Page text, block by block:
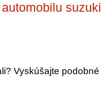
suzuki
Vyskúšajte podobné